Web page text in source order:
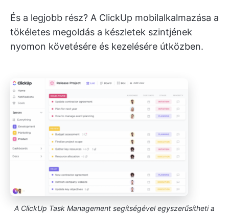
És a legjobb rész? A ClickUp mobilalkalmazása a
tökéletes megoldás a készletek szintjének
nyomon követésére és kezelésére útközben.
A ClickUp Task Management segítségével egyszerűsítheti a